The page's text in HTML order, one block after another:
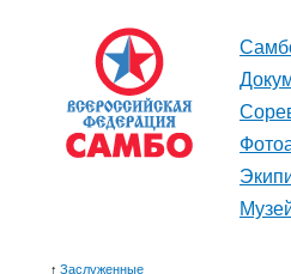
↑ Заслуженные